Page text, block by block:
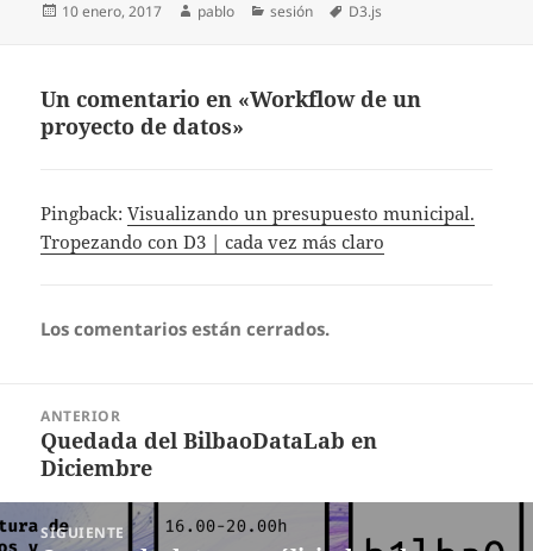
Publicado
10 enero, 2017 Autor
pablo Categorías
sesión Etiquetas
D3.js
Un comentario en «Workflow de un
proyecto de datos»
Pingback:Visualizando un presupuesto municipal.
Tropezando con D3 | cada vez más claro
Los comentarios están cerrados.
entradas
ANTERIOR
Entrada
anterior:
Quedada del BilbaoDataLab en
Diciembre
SIGUIENTE